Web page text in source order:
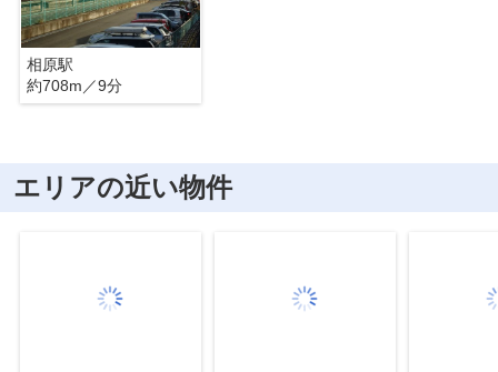
相原駅
約708m／9分
エリアの近い物件